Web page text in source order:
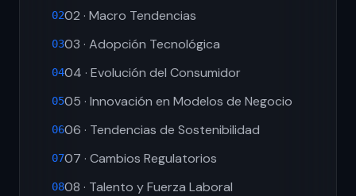
0202 · Macro Tendencias
0303 · Adopción Tecnológica
0404 · Evolución del Consumidor
0505 · Innovación en Modelos de Negocio
0606 · Tendencias de Sostenibilidad
0707 · Cambios Regulatorios
0808 · Talento y Fuerza Laboral